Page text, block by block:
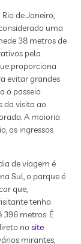
de Janeiro,
uma
38 metros de
pela
proporciona
evitar grandes
o passeio
da visita ao
A maioria
os ingressos
de viagem é
Sul, o parque é
que,
tenha
metros. É
nosite
mirantes,